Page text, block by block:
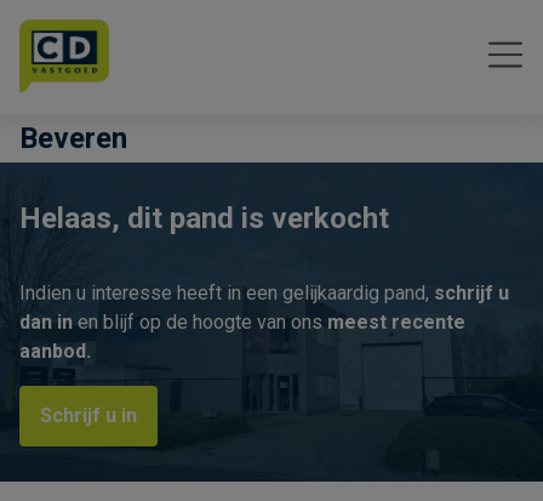
Menu overslaan en naar de inhoud gaan
Beveren
Helaas, dit pand is verkocht
Indien u interesse heeft in een gelijkaardig pand, schrijf u
dan in en blijf op de hoogte van ons meest recente
aanbod.
Schrijf u in